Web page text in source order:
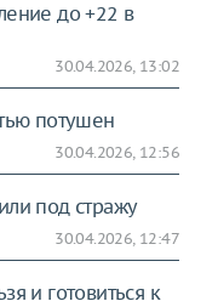
до +22 в
30.04.2026, 13:02
потушен
30.04.2026, 12:56
под стражу
30.04.2026, 12:47
и готовиться к